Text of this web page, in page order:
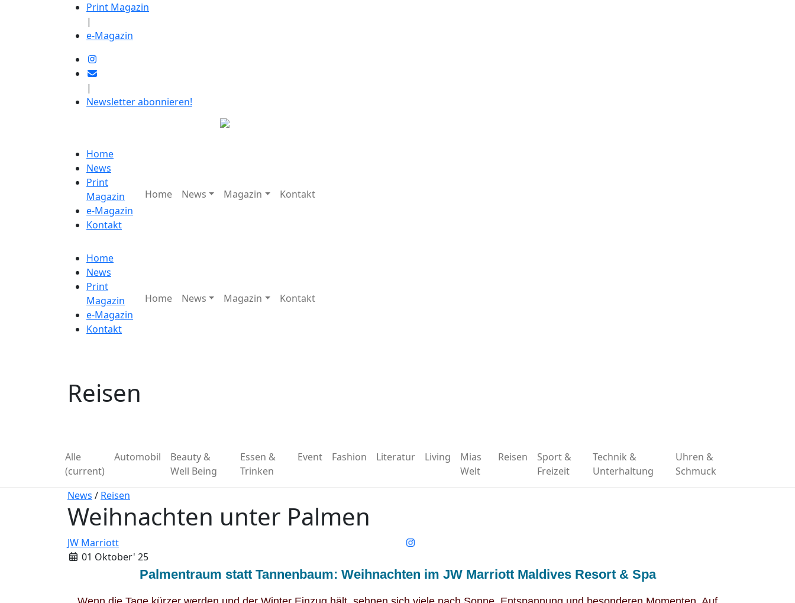
Print Magazin
|
e-Magazin
|
Newsletter abonnieren!
Home
News
Print
Magazin
e-Magazin
Kontakt
Home News Magazin Kontakt
Home
News
Print
Magazin
e-Magazin
Kontakt
Home News Magazin Kontakt
Reisen
Alle
(current)
Automobil
Beauty &
Well Being
Essen &
Trinken
Event Fashion Literatur Living
Mias
Welt
Reisen
Sport &
Freizeit
Technik &
Unterhaltung
Uhren &
Schmuck
News / Reisen
Weihnachten unter Palmen
JW Marriott
01 Oktober' 25
Palmentraum statt Tannenbaum: Weihnachten im JW Marriott Maldives Resort & Spa